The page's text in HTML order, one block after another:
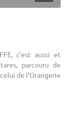
c’est aussi et
parcouru de
de l’Orangerie